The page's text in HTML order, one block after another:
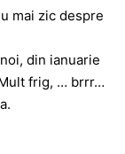
mai zic despre
din ianuarie
frig, … brrr…